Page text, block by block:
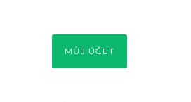
MŮJ ÚČET